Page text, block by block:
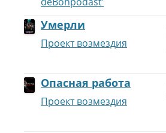
D
е
ш
й
к
а
с
с
м
е
Умерли
Проект возмездия
Опасная работа
Проект возмездия